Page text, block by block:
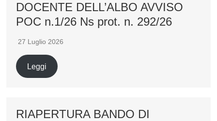
DOCENTE DELL’ALBO AVVISO
POC n.1/26 Ns prot. n. 292/26
27 Luglio 2026
Leggi
RIAPERTURA BANDO DI